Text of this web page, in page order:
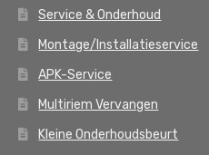
Service & Onderhoud
Montage/Installatieservice
APK-Service
Multiriem Vervangen
Kleine Onderhoudsbeurt